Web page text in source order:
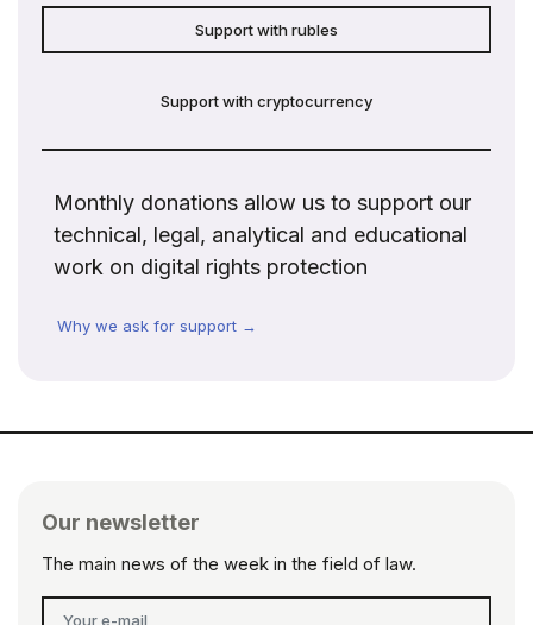
Support with rubles
Support with cryptocurrency
Monthly donations allow us to support our
technical, legal, analytical and educational
work on digital rights protection
Why we ask for support →
Our newsletter
The main news of the week in the field of law.